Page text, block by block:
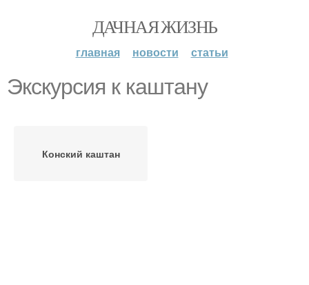
ДАЧНАЯ ЖИЗНЬ
главная новости статьи
Экскурсия к каштану
Конский каштан